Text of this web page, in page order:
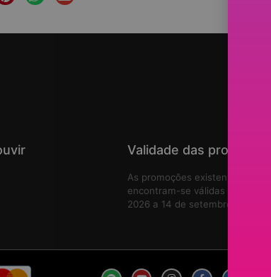
Validade das promoções
As promoções existentes no site
encontram-se válidas de
2026 a 14 de setembro de 2026